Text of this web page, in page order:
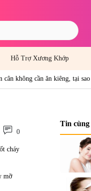
Hỗ Trợ Xương Khớp
cân không cần ăn kiêng, tại
0
cháy
mỡ
Tin cùng